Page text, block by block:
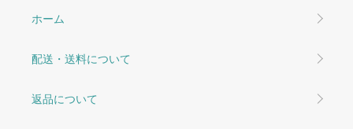
ホーム
配送・送料について
返品について